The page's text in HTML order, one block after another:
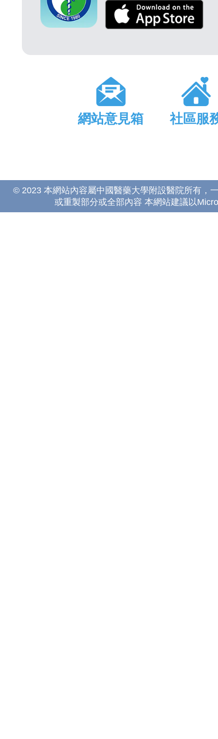
網站意見箱 社區服
© 2023 本網站內容屬中國醫藥大學附設醫院所有，
或重製部分或全部內容 本網站建議以